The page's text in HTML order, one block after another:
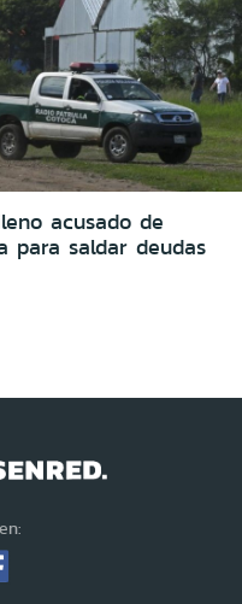
acusado de
para saldar deudas